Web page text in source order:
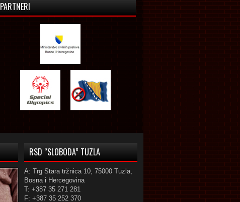
PARTNERI
RSD “SLOBODA” TUZLA
A: Trg Stara tržnica 10, 75000 Tuzla,
Bosna i Hercegovina
T: +387 35 271 281
F: +387 35 252 370